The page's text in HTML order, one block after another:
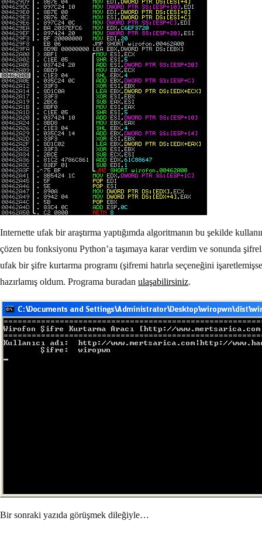
Internette ufak bir araştırma yaptığımda algoritmanın bu şekilde
çözen bu fonksiyonu Python’a taşımaya karar verdim ve sonunda
ufak bir şifre kurtarma programı (şifremi hatırla seçeneğini
hazırlamış oldum. Programa buradan ulaşabilirsiniz.
Bir sonraki yazıda görüşmek dileğiyle…